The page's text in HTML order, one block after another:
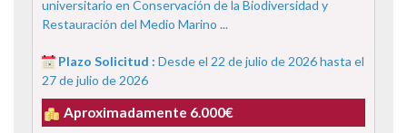
universitario en Conservación de la Biodiversidad y
Restauración del Medio Marino ...
Plazo Solicitud : Desde el 22 de julio de 2026 hasta el
27 de julio de 2026
Aproximadamente 6.000€